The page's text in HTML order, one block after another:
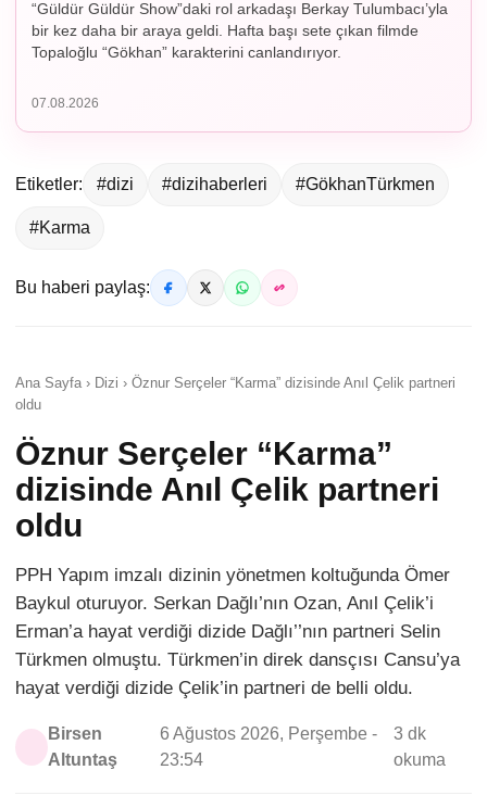
“Güldür Güldür Show”daki rol arkadaşı Berkay Tulumbacı’yla
bir kez daha bir araya geldi. Hafta başı sete çıkan filmde
Topaloğlu “Gökhan” karakterini canlandırıyor.
07.08.2026
Etiketler: #dizi #dizihaberleri #GökhanTürkmen
#Karma
Bu haberi paylaş:
Ana Sayfa › Dizi › Öznur Serçeler “Karma” dizisinde Anıl Çelik partneri
oldu
Öznur Serçeler “Karma”
dizisinde Anıl Çelik partneri
oldu
PPH Yapım imzalı dizinin yönetmen koltuğunda Ömer
Baykul oturuyor. Serkan Dağlı’nın Ozan, Anıl Çelik’i
Erman’a hayat verdiği dizide Dağlı’’nın partneri Selin
Türkmen olmuştu. Türkmen’in direk dansçısı Cansu’ya
hayat verdiği dizide Çelik’in partneri de belli oldu.
Birsen
Altuntaş
6 Ağustos 2026, Perşembe -
23:54
3 dk
okuma